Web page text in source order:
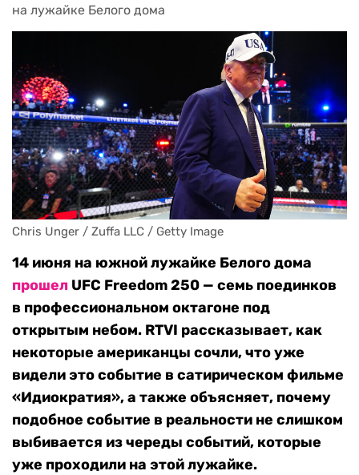
на лужайке Белого дома
Chris Unger / Zuffa LLC / Getty Image
14 июня на южной лужайке Белого дома
прошел UFC Freedom 250 — семь поединков
в профессиональном октагоне под
открытым небом. RTVI рассказывает, как
некоторые американцы сочли, что уже
видели это событие в сатирическом фильме
«Идиократия», а также объясняет, почему
подобное событие в реальности не слишком
выбивается из череды событий, которые
уже проходили на этой лужайке.